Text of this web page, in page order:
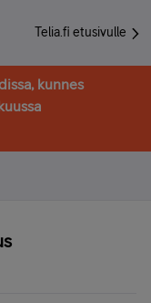
Telia.fi etusivulle
kunnes